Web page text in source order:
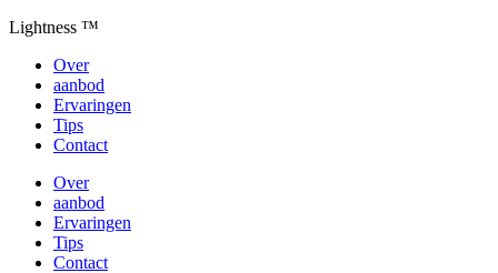
Ga
inhoud
Lightness ™
Over
aanbod
Ervaringen
Tips
Contact
Over
aanbod
Ervaringen
Tips
Contact